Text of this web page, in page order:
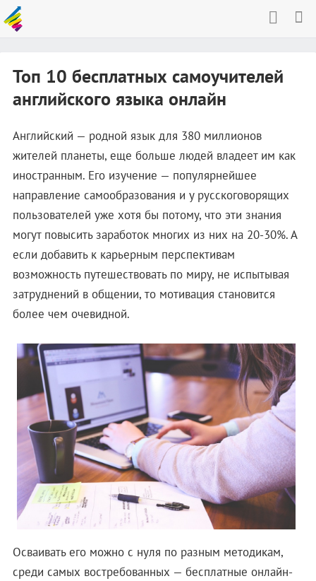
Топ 10 бесплатных самоучителей
английского языка онлайн
Английский — родной язык для 380 миллионов
жителей планеты, еще больше людей владеет им как
иностранным. Его изучение — популярнейшее
направление самообразования и у русскоговорящих
пользователей уже хотя бы потому, что эти знания
могут повысить заработок многих из них на 20-30%. А
если добавить к карьерным перспективам
возможность путешествовать по миру, не испытывая
затруднений в общении, то мотивация становится
более чем очевидной.
Осваивать его можно с нуля по разным методикам,
среди самых востребованных — бесплатные онлайн-